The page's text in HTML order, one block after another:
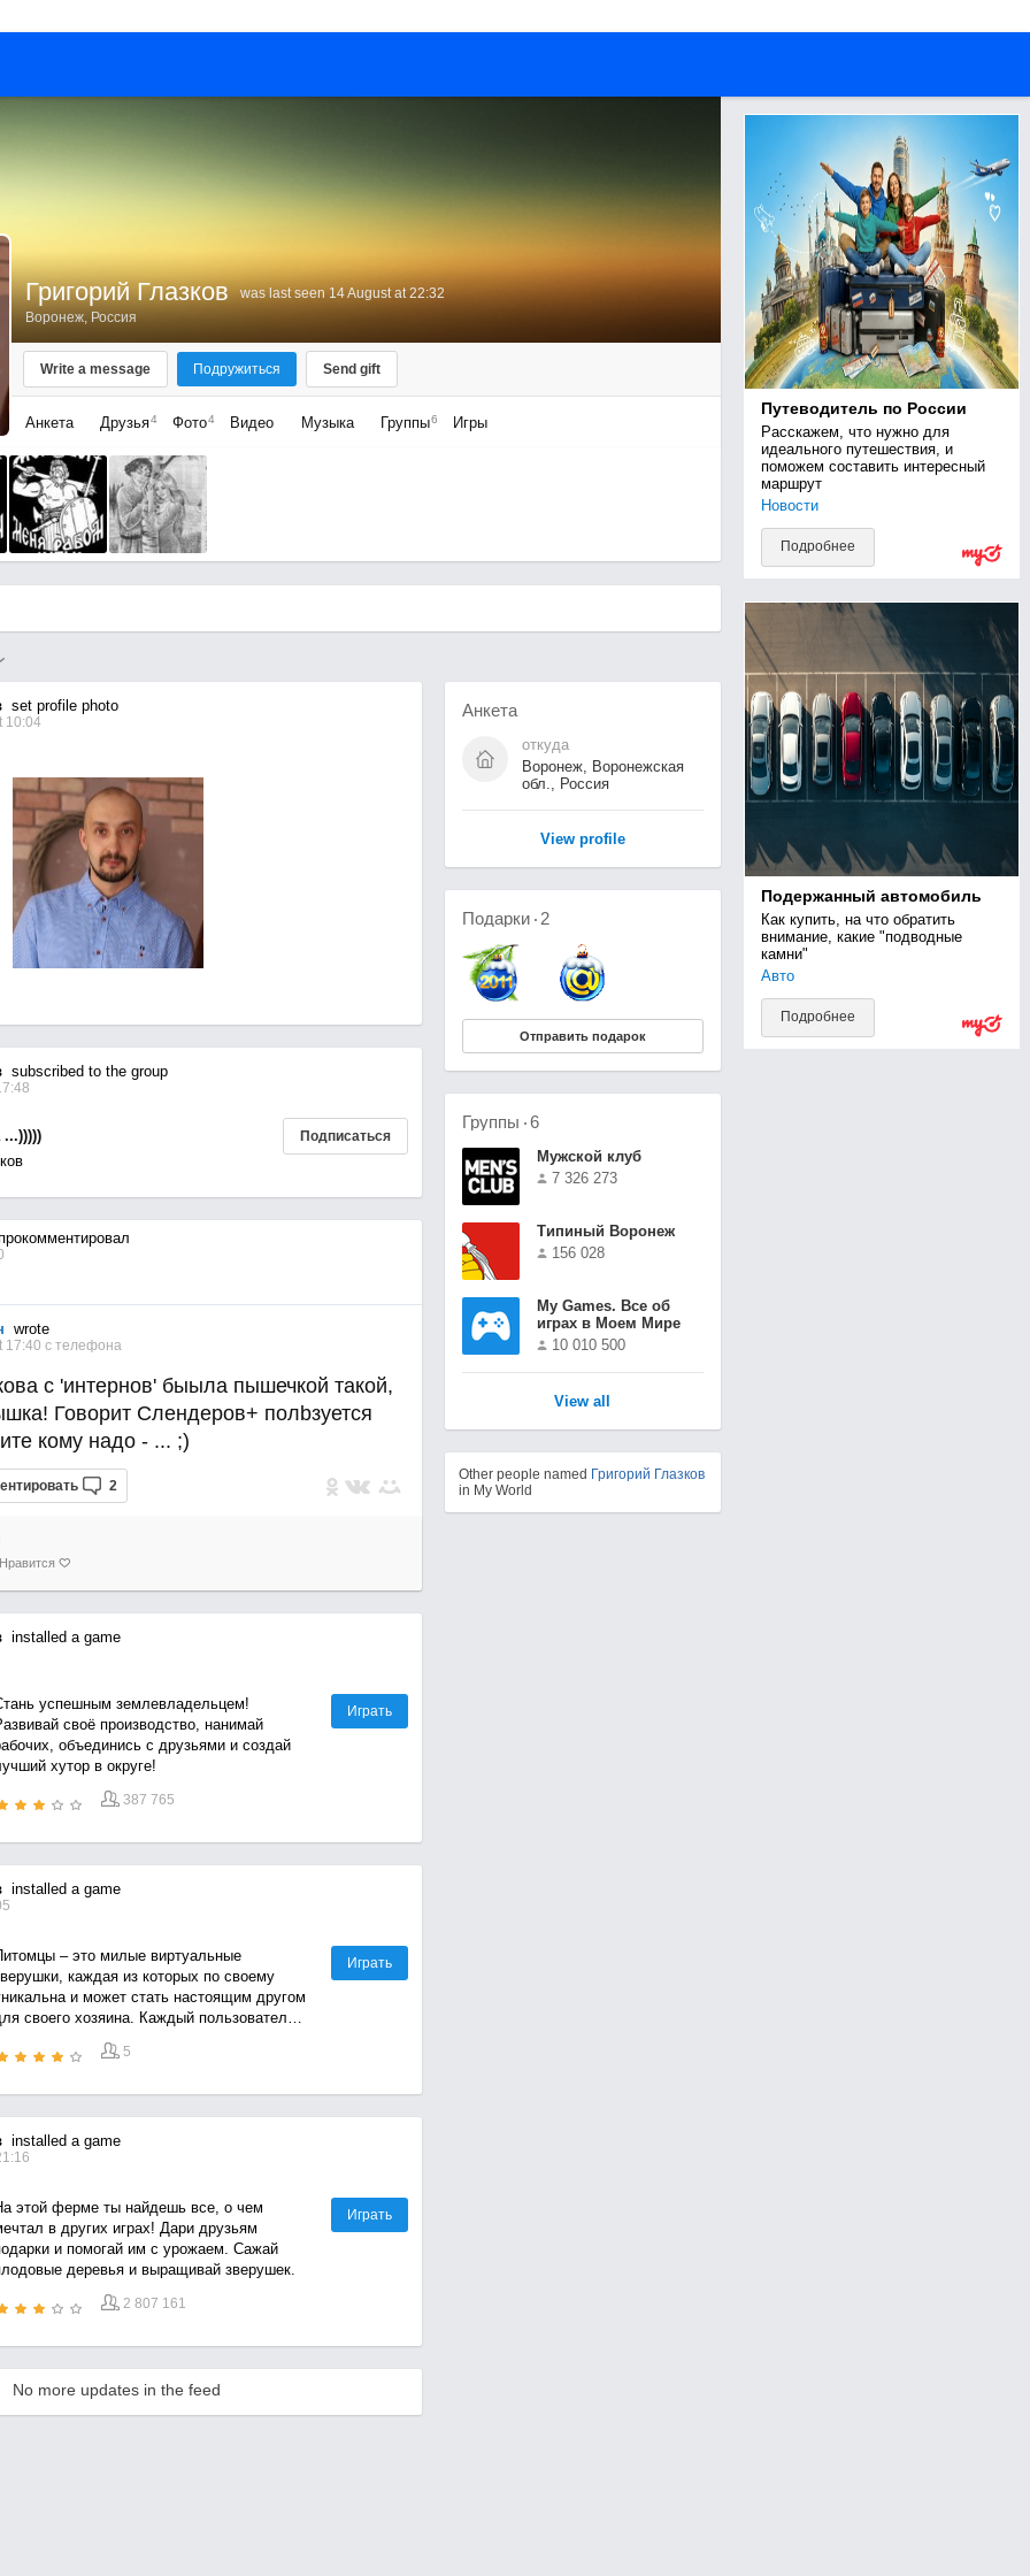
Григорий Глазков
was last seen 14 August at 22:32
Воронеж, Россия
Write a message Подружиться Send gift
Анкета Друзья4 Фото4 Видео Музыка Группы6 Игры
set profile photo
10:04
subscribed to the group
Подписаться
wrote
17:40 с телефона
с 'интернов' быыла пышечкой такой,
Говоpит Слендеров+ полbзуется
кому надо - ... ;)
2
Нравится
installed a game
успешным землевладельцем!
своё производство, нанимай
объединись с друзьями и создай
хутор в округе!
387 765
Играть
installed a game
– это милые виртуальные
каждая из которых по своему
и может стать настоящим другом
своего хозяина. Каждый пользователь
из шести питомцев: собаку, кошечку,
будут постоянно приносить вам
счастья и позитива.
5
Играть
installed a game
этой ферме ты найдешь все, о чем
в других играх! Дари друзьям
и помогай им с урожаем. Сажай
деревья и выращивай зверушек.
2 807 161
Играть
No more updates in the feed
Анкета
откуда
Воронеж, Воронежская
обл., Россия
View profile
Путеводитель по России
Расскажем, что нужно для
идеального путешествия, и
поможем составить интересный
маршрут
Новости
Подробнее
Подержанный автомобиль
Как купить, на что обратить
внимание, какие "подводные
камни"
Авто
Подробнее
Подарки 2
Отправить подарок
Группы 6
Мужской клуб
7 326 273
Типиный Воронеж
156 028
Мy Games. Все об
играх в Моем Мире
10 010 500
View all
Other people named Григорий Глазков
in My World